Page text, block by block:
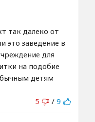
так далеко от
это заведение в
для
на подобие
детям
5
/ 9